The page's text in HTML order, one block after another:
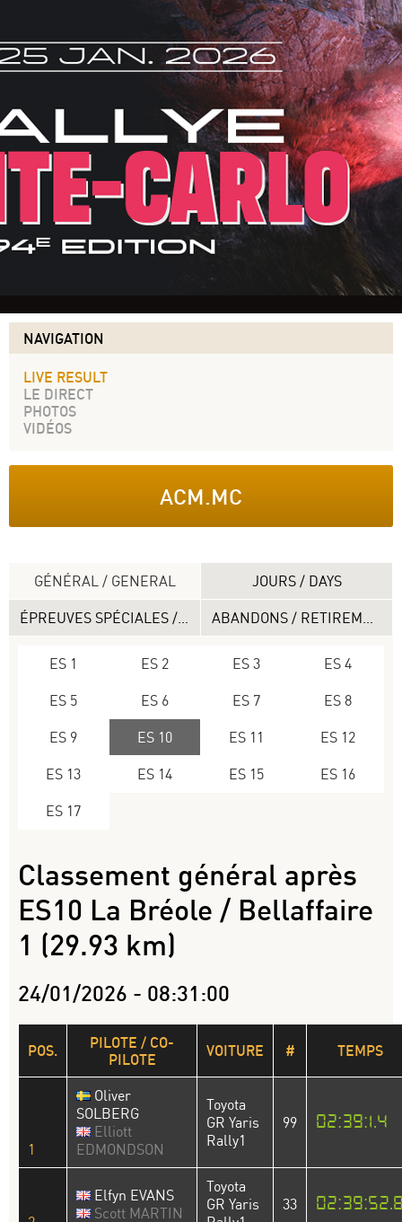
NAVIGATION
LIVE RESULT
LE DIRECT
PHOTOS
VIDÉOS
ACM.MC
GÉNÉRAL / GENERAL JOURS / DAYS
ÉPREUVES SPÉCIALES / SPECIAL STAGES ABANDONS / RETIREMENTS
ES 1 ES 2 ES 3 ES 4
ES 5 ES 6 ES 7 ES 8
ES 9 ES 10 ES 11 ES 12
ES 13 ES 14 ES 15 ES 16
ES 17
Classement général après
ES10 La Bréole / Bellaffaire
1 (29.93 km)
24/01/2026 - 08:31:00
POS.
PILOTE / CO-
PILOTE
VOITURE # TEMPS
1
Oliver
SOLBERG
Elliott
EDMONDSON
Toyota
GR Yaris
Rally1
99 02:39:1.4
Elfyn EVANS
Scott MARTIN
Toyota
GR Yaris
33